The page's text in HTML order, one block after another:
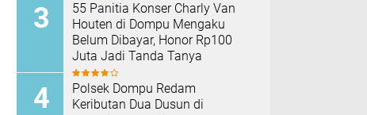
55 Panitia Konser Charly Van
Houten di Dompu Mengaku
Belum Dibayar, Honor Rp100
Juta Jadi Tanda Tanya
Polsek Dompu Redam
Keributan Dua Dusun di